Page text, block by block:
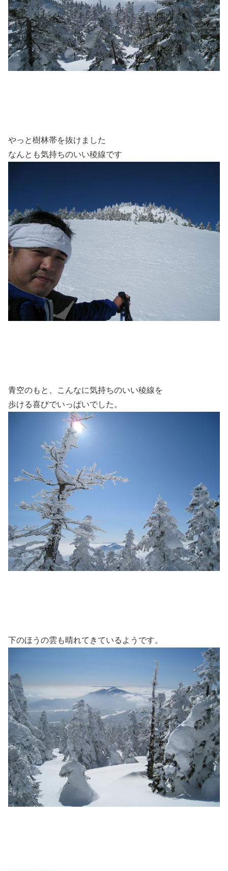
やっと樹林帯を抜けました
なんとも気持ちのいい稜線です
青空のもと、こんなに気持ちのいい稜線を
歩ける喜びでいっぱいでした。
下のほうの雲も晴れてきているようです。